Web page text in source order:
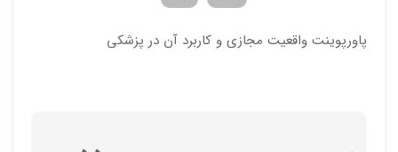
پاورپوینت واقعیت مجازی و کاربرد آن در پزشکی